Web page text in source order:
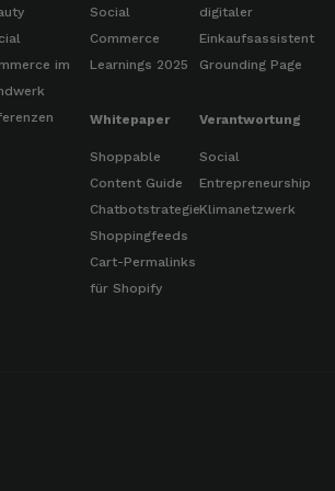
im
Social
Commerce
Learnings 2025
Whitepaper
Shoppable
Content Guide
Chatbotstrategie
Shoppingfeeds
Cart-Permalinks
für Shopify
digitaler
Einkaufsassistent
Grounding Page
Verantwortung
Social
Entrepreneurship
Klimanetzwerk